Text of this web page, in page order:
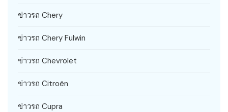
ข่าวรถ Chery
ข่าวรถ Chery Fulwin
ข่าวรถ Chevrolet
ข่าวรถ Citroën
ข่าวรถ Cupra